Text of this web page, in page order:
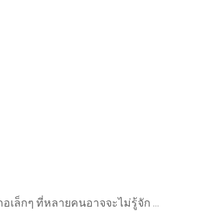
อเล็กๆ ที่หลายคนอาจจะไม่รู้จัก ...